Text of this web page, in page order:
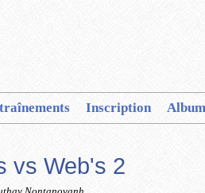
Inscription
vs Web's 2